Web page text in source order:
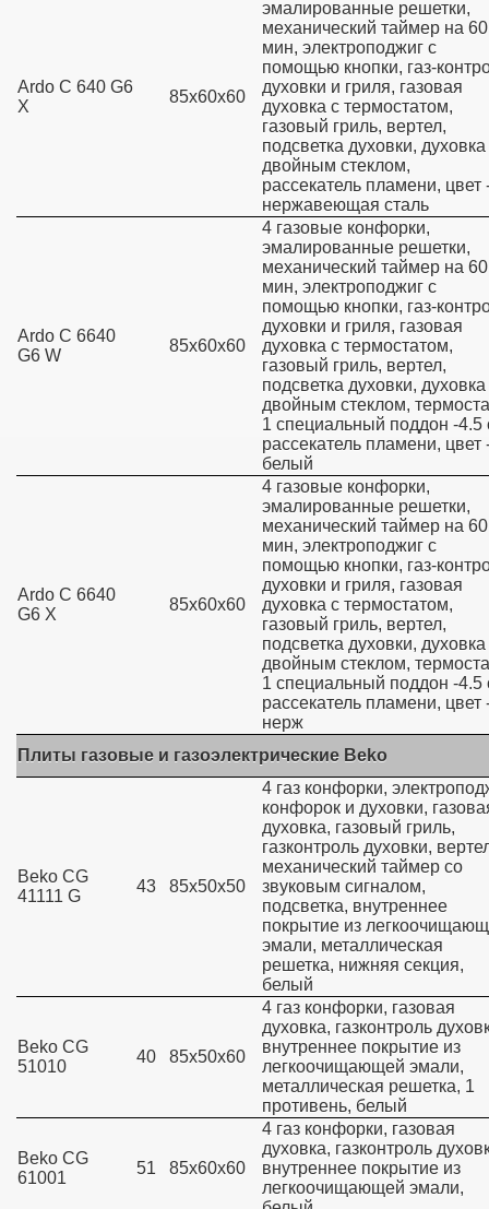
Ardo C 640 G6
X
85х60х60
эмалированные решетки,
механический таймер на 60
мин, электроподжиг с
помощью кнопки, газ-
духовки и гриля, газовая
духовка с термостатом,
газовый гриль, вертел,
подсветка духовки, духовка
двойным стеклом,
рассекатель пламени, цвет
нержавеющая сталь
Ardo C 6640
G6 W
85х60х60
4 газовые конфорки,
эмалированные решетки,
механический таймер на 60
мин, электроподжиг с
помощью кнопки, газ-
духовки и гриля, газовая
духовка с термостатом,
газовый гриль, вертел,
подсветка духовки, духовка
двойным стеклом,
1 специальный поддон -4.5
рассекатель пламени, цвет
белый
Ardo C 6640
G6 X
85х60х60
4 газовые конфорки,
эмалированные решетки,
механический таймер на 60
мин, электроподжиг с
помощью кнопки, газ-
духовки и гриля, газовая
духовка с термостатом,
газовый гриль, вертел,
подсветка духовки, духовка
двойным стеклом,
1 специальный поддон -4.5
рассекатель пламени, цвет
нерж
Плиты газовые и газоэлектрические Beko
Beko CG
41111 G
43 85х50х50
4 газ конфорки,
конфорок и духовки,
духовка, газовый гриль,
газконтроль духовки,
механический таймер со
звуковым сигналом,
подсветка, внутреннее
покрытие из
эмали, металлическая
решетка, нижняя секция,
белый
Beko CG
51010
40 85х50х60
4 газ конфорки, газовая
духовка, газконтроль
внутреннее покрытие из
легкоочищающей эмали,
металлическая решетка, 1
противень, белый
Beko CG
61001
51 85х60х60
4 газ конфорки, газовая
духовка, газконтроль
внутреннее покрытие из
легкоочищающей эмали,